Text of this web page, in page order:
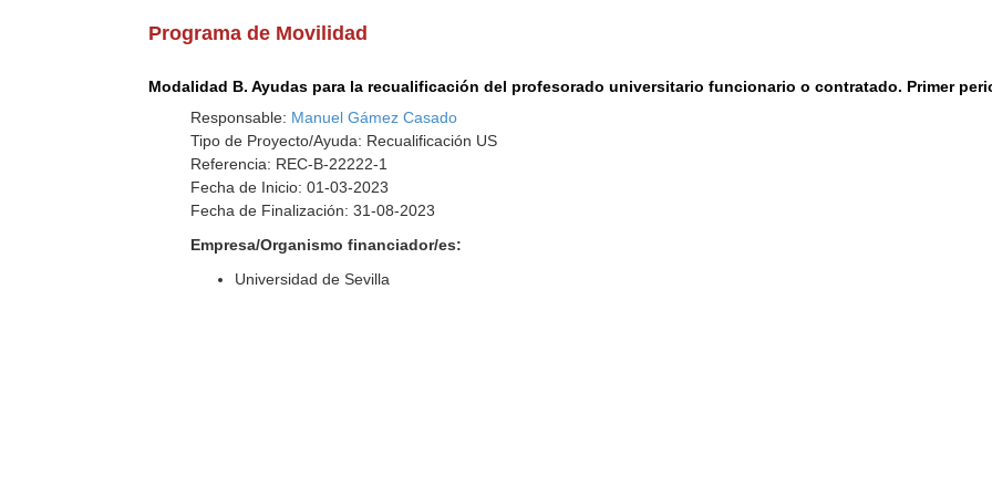
Programa de Movilidad
Modalidad B. Ayudas para la recualificación del profesorado universitario funcionario o contratado. Primer
Responsable: Manuel Gámez Casado
Tipo de Proyecto/Ayuda: Recualificación US
Referencia: REC-B-22222-1
Fecha de Inicio: 01-03-2023
Fecha de Finalización: 31-08-2023
Empresa/Organismo financiador/es:
Universidad de Sevilla